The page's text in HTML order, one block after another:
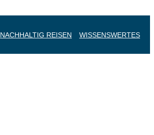
NACHHALTIG REISEN WISSENSWERTES